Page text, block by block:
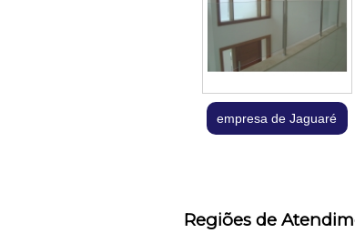
empresa de Jaguaré
Regiões de